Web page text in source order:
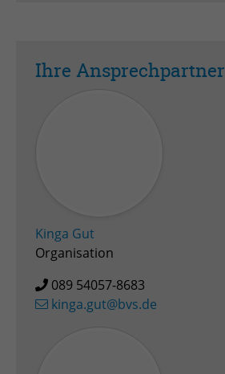
Ihre Ansprechpartner
Kinga Gut
Organisation
089 54057-8683
kinga.gut@bvs.de